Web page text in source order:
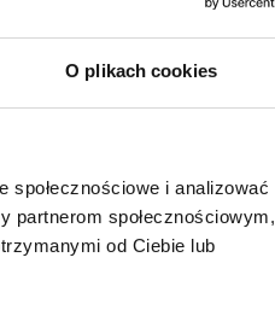
O plikach cookies
i analizować
partnerom społecznościowym,
od Ciebie lub